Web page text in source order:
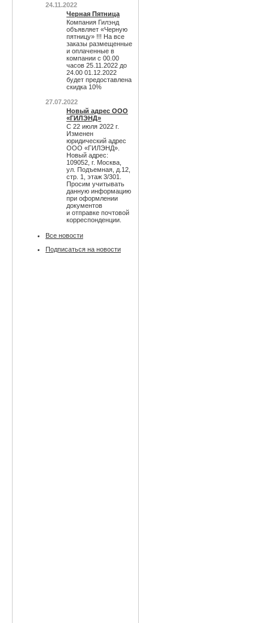
24.11.2022
Черная Пятница
Компания Гилэнд
объявляет «Черную
пятницу» !!! На все
заказы размещенные
и оплаченные в
компании с 00.00
часов 25.11.2022 до
24.00 01.12.2022
будет предоставлена
скидка 10%
27.07.2022
Новый адрес ООО
«ГИЛЭНД»
С 22 июля 2022 г.
Изменен
юридический адрес
ООО «ГИЛЭНД».
Новый адрес:
109052, г. Москва,
ул. Подъемная, д.12,
стр. 1, этаж 3/301.
Просим учитывать
данную информацию
при оформлении
документов
и отправке почтовой
корреспонденции.
Все новости
Подписаться на новости